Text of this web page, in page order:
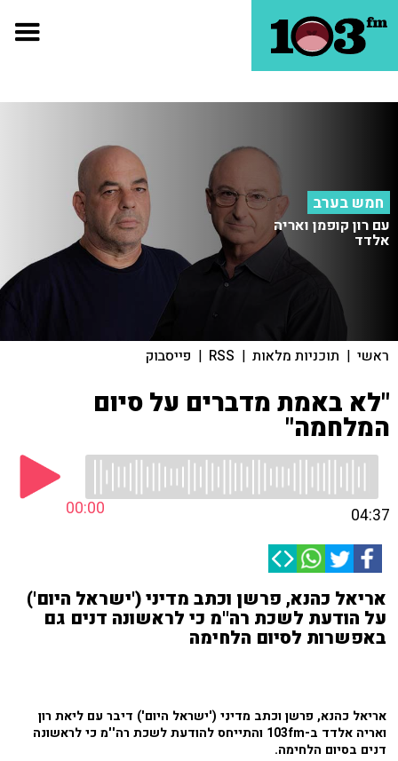
חמש בערב
עם רון קופמן ואריה
אלדד
ראשי | תוכניות מלאות |
RSS
| פייסבוק
"לא באמת מדברים על סיום
המלחמה"
00:00 04:37
אריאל כהנא, פרשן וכתב מדיני ('ישראל היום')
על הודעת לשכת רה''מ כי לראשונה דנים גם
באפשרות לסיום הלחימה
אריאל כהנא, פרשן וכתב מדיני ('ישראל היום') דיבר עם ליאת רון
ואריה אלדד ב-103fm והתייחס להודעת לשכת רה''מ כי לראשונה
דנים בסיום הלחימה.